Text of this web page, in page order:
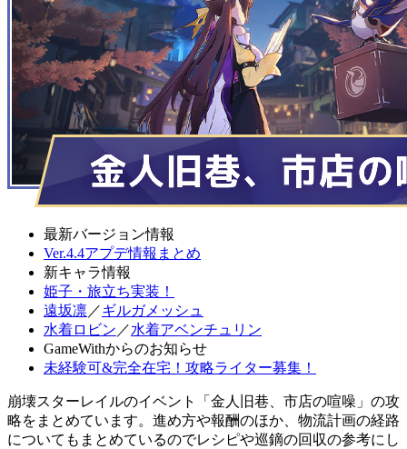
最新バージョン情報
Ver.4.4アプデ情報まとめ
新キャラ情報
姫子・旅立ち実装！
遠坂凛／ギルガメッシュ
水着ロビン ／水着アベンチュリン
GameWithからのお知らせ
未経験可&完全在宅！攻略ライター募集！
崩壊スターレイルのイベント「金人旧巷、市店の喧噪」の攻
略をまとめています。進め方や報酬のほか、物流計画の経路
についてもまとめているのでレシピや巡鏑の回収の参考にし